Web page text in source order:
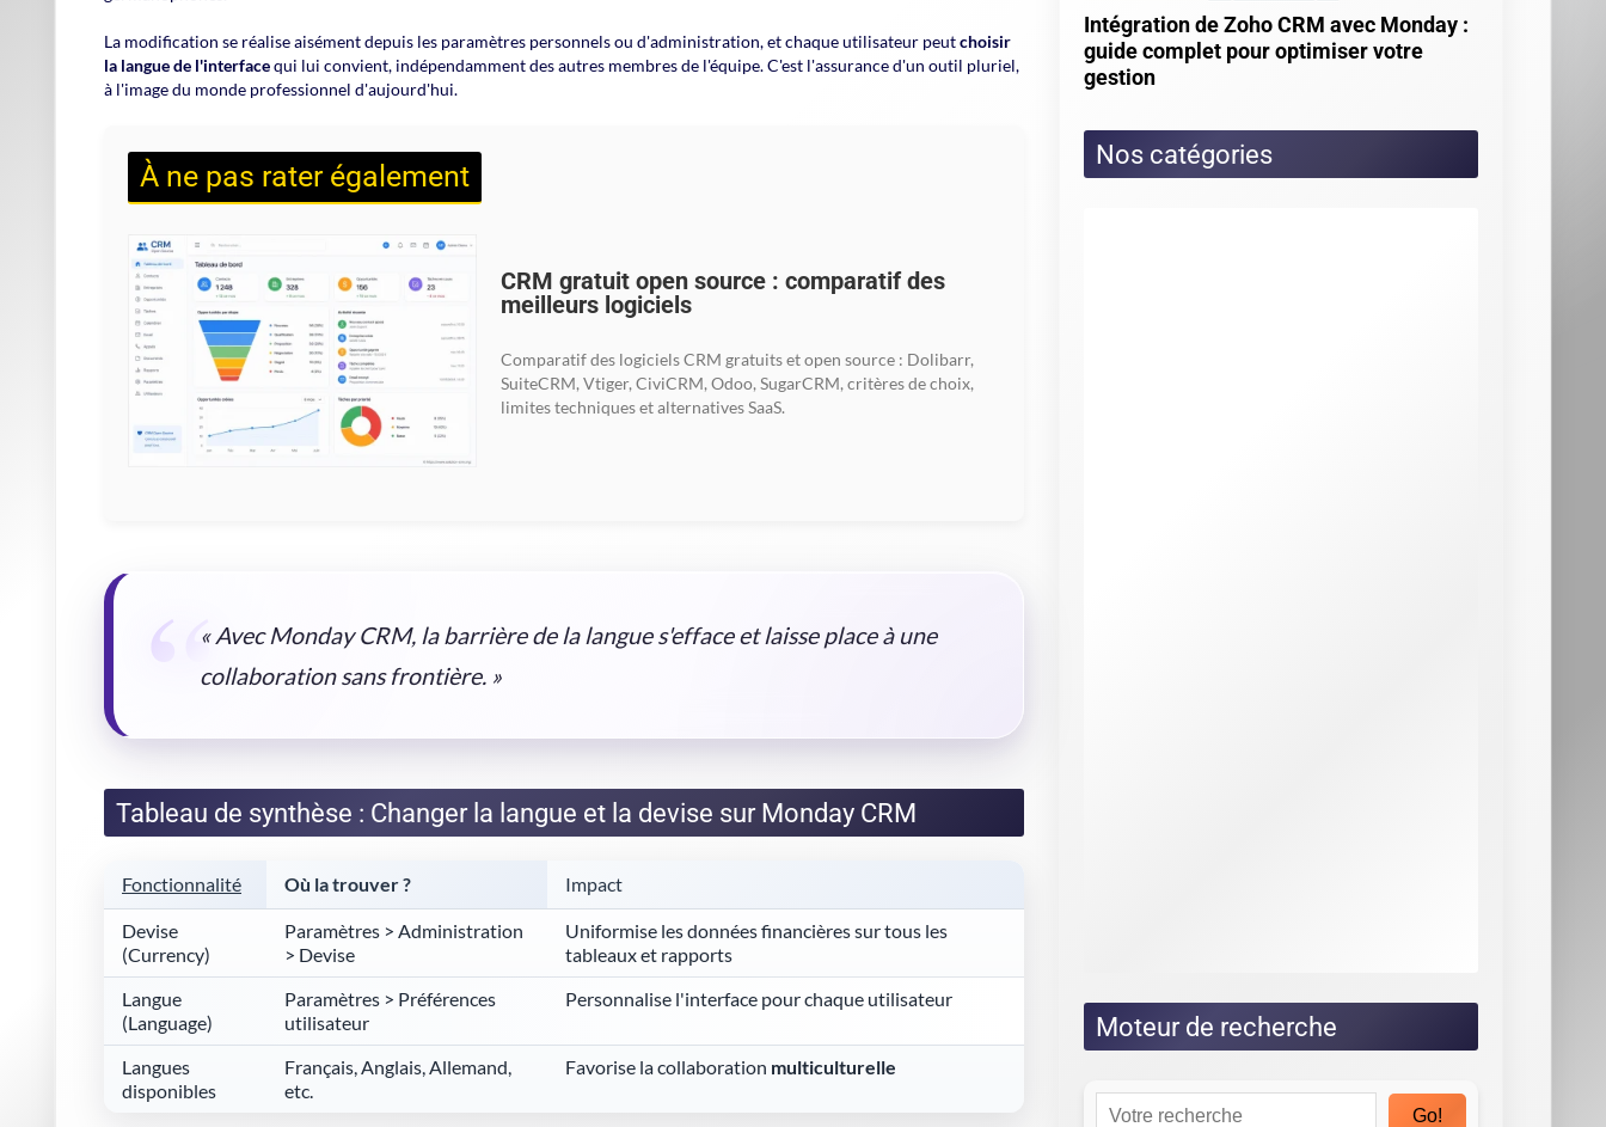
La modification se réalise aisément depuis les paramètres personnels ou d'administration, et chaque utilisateur peutchoisir
la langue de l'interfacequi lui convient, indépendamment des autres membres de l'équipe. C'est l'assurance d'un outil pluriel,
à l'image du monde professionnel d'aujourd'hui.
À ne pas rater également
CRM gratuit open source : comparatif des
meilleurs logiciels
Comparatif des logiciels CRM gratuits et open source : Dolibarr,
SuiteCRM, Vtiger, CiviCRM, Odoo, SugarCRM, critères de choix,
limites techniques et alternatives SaaS.
« Avec Monday CRM, la barrière de la langue s'efface et laisse place à une
collaboration sans frontière. »
Tableau de synthèse : Changer la langue et la devise sur Monday CRM
Fonctionnalité Où la trouver ? Impact
Devise
(Currency)
Paramètres > Administration
> Devise
Uniformise les données financières sur tous les
tableaux et rapports
Langue
(Language)
Paramètres > Préférences
utilisateur
Personnalise l'interface pour chaque utilisateur
Langues
disponibles
Français, Anglais, Allemand,
etc.
Favorise la collaboration multiculturelle
Intégration de Zoho CRM avec Monday :
guide complet pour optimiser votre
gestion
Nos catégories
Moteur de recherche
Go!